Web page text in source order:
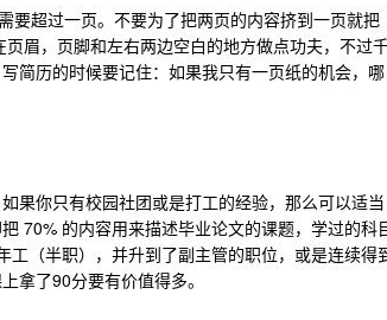
要超过一页。不要为了把两页的内容挤到一页就把
眉，页脚和左右两边空白的地方做点功夫，不过
简历的时候要记住：如果我只有一页纸的机会，哪
果你只有校园社团或是打工的经验，那么可以适当
70% 的内容用来描述毕业论文的课题，学过的科
（半职），并升到了副主管的职位，或是连续得
拿了90分要有价值得多。